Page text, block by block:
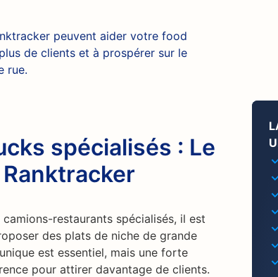
peuvent aider votre food
de clients et à prospérer sur le
rue.
spécialisés : Le
restaurants spécialisés, il est
des plats de niche de grande
est essentiel, mais une forte
pour attirer davantage de clients.